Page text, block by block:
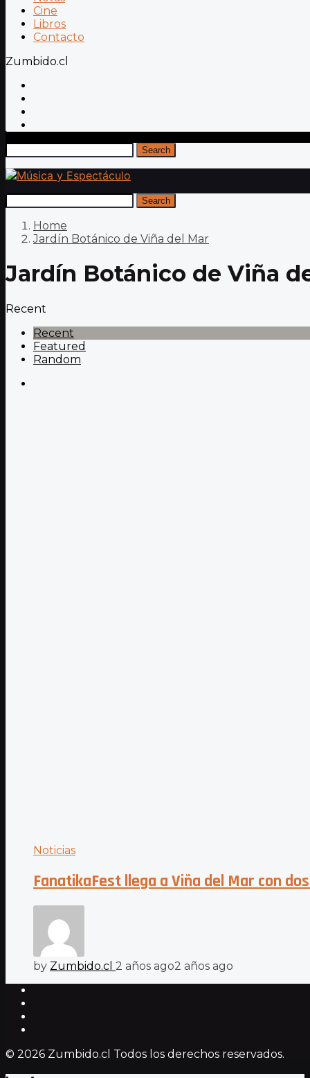
Cine
Libros
Contacto
Zumbido.cl
Search
Search
Home
Jardín Botánico de Viña del Mar
Jardín Botánico de Viña
Recent
Recent
Featured
Random
Noticias
FanatikaFest llega a Viña del Mar con
by Zumbido.cl 2 años ago2 años ago
© 2026 Zumbido.cl Todos los derechos reservados.